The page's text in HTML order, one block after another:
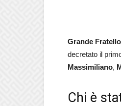
Grande
decretato il
Massimiliano,
Chi è